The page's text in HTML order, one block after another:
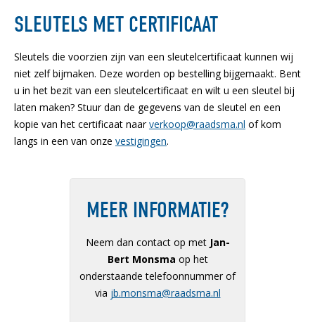
SLEUTELS MET CERTIFICAAT
Sleutels die voorzien zijn van een sleutelcertificaat kunnen wij
niet zelf bijmaken. Deze worden op bestelling bijgemaakt. Bent
u in het bezit van een sleutelcertificaat en wilt u een sleutel bij
laten maken? Stuur dan de gegevens van de sleutel en een
kopie van het certificaat naarverkoop@raadsma.nl of kom
langs in een van onze vestigingen.
MEER INFORMATIE?
Neem dan contact op met Jan-
Bert Monsma op het
onderstaande telefoonnummer of
via jb.monsma@raadsma.nl